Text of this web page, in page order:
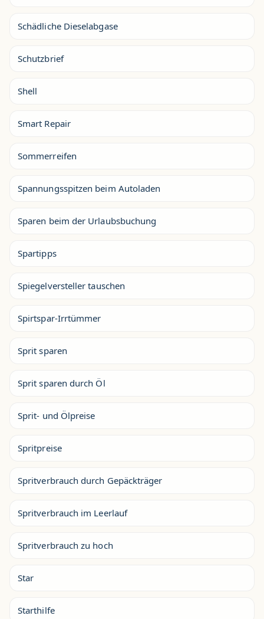
Schädliche Dieselabgase
Schutzbrief
Shell
Smart Repair
Sommerreifen
Spannungsspitzen beim Autoladen
Sparen beim der Urlaubsbuchung
Spartipps
Spiegelversteller tauschen
Spirtspar-Irrtümmer
Sprit sparen
Sprit sparen durch Öl
Sprit- und Ölpreise
Spritpreise
Spritverbrauch durch Gepäckträger
Spritverbrauch im Leerlauf
Spritverbrauch zu hoch
Star
Starthilfe